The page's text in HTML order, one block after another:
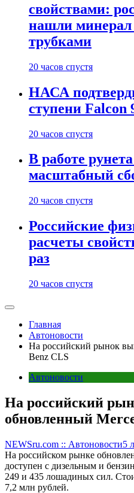
свойствами:
нашли
трубками
20 часов спустя
НАСА
ступени Falcon
20 часов спустя
В работе
масштабный
20 часов спустя
Российские
расчеты
раз
20 часов спустя
Главная
Автоновости
На российский рынок
Benz CLS
Автоновости
На российский
обновленный
NEWSru.com :: Автоновости5
На российском рынке
доступен с дизельным и
249 и 435 лошадиных сил.
7,2 млн рублей.